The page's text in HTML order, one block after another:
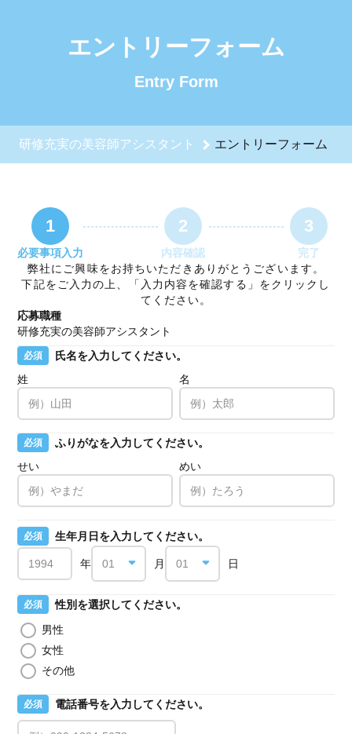
エントリーフォーム
Entry Form
研修充実の美容師アシスタント エントリーフォーム
1
必要事項入力
2
内容確認
3
完了
弊社にご興味をお持ちいただきありがとうございます。
下記をご入力の上、「入力内容を確認する」をクリックし
てください。
応募職種
研修充実の美容師アシスタント
必須
氏名を入力してください。
姓
名
必須
ふりがなを入力してください。
せい
めい
必須 生年月日を入力してください。
年 月 日
必須
性別を選択してください。
男性
女性
その他
必須 電話番号を入力してください。